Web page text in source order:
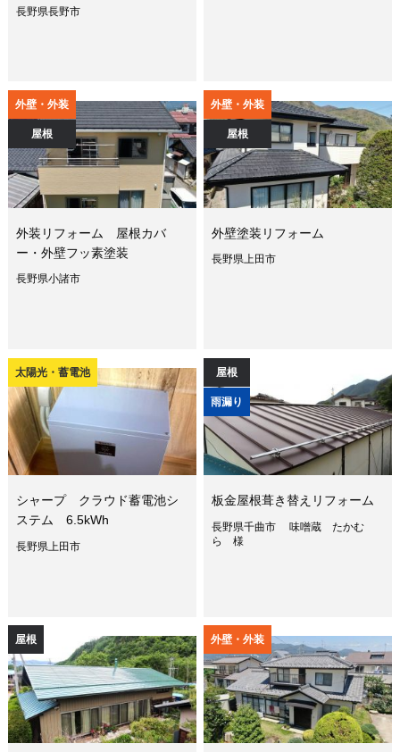
長野県長野市
外壁・外装
屋根
外装リフォーム 屋根カバ
ー・外壁フッ素塗装
長野県小諸市
外壁・外装
屋根
外壁塗装リフォーム
長野県上田市
太陽光・蓄電池
シャープ クラウド蓄電池シ
ステム 6.5kWh
長野県上田市
屋根
雨漏り
板金屋根葺き替えリフォーム
長野県千曲市 味噌蔵 たかむ
ら 様
屋根 外壁・外装